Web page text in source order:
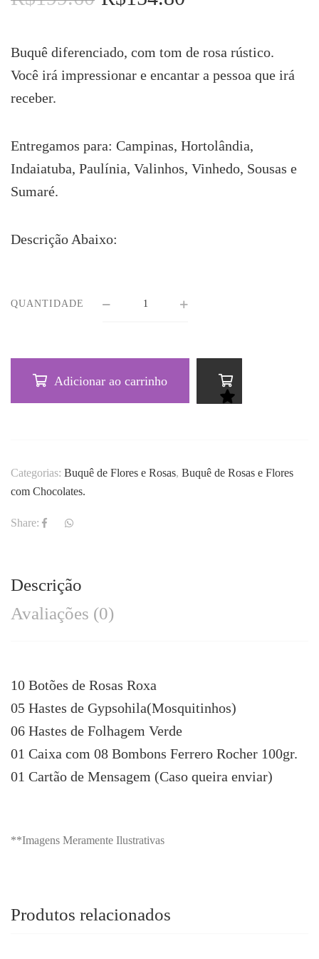
era:
R$199.60.
é:
Buquê diferenciado, com tom de rosa rústico.
Você irá impressionar e encantar a pessoa que irá
receber.
Entregamos para: Campinas, Hortolândia,
Indaiatuba, Paulínia, Valinhos, Vinhedo, Sousas e
Sumaré.
Descrição Abaixo:
QUANTIDADE
Adicionar ao carrinho
Categorias: Buquê de Flores e Rosas, Buquê de Rosas e Flores
com Chocolates.
Share:
Descrição
Avaliações (0)
10 Botões de Rosas Roxa
05 Hastes de Gypsohila(Mosquitinhos)
06 Hastes de Folhagem Verde
01 Caixa com 08 Bombons Ferrero Rocher 100gr.
01 Cartão de Mensagem (Caso queira enviar)
**Imagens Meramente Ilustrativas
Produtos relacionados